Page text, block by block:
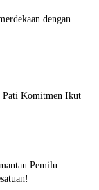
dengan
Pati Komitmen Ikut
Pemilu